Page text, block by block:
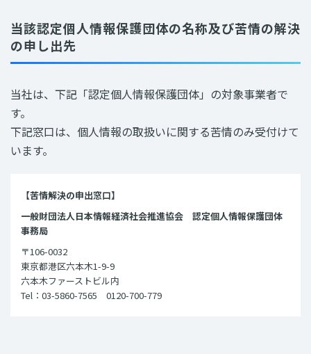
当該認定個人情報保護団体の名称及び苦情の解決
の申し出先
当社は、下記「認定個人情報保護団体」の対象事業者で
す。
下記窓口は、個人情報の取扱いに関する苦情のみ受付けて
います。
【苦情解決の申出窓口】
一般財団法人日本情報経済社会推進協会 認定個人情報保護団体
事務局
〒106-0032
東京都港区六本木1-9-9
六本木ファーストビル内
Tel：03-5860-7565
0120-700-779